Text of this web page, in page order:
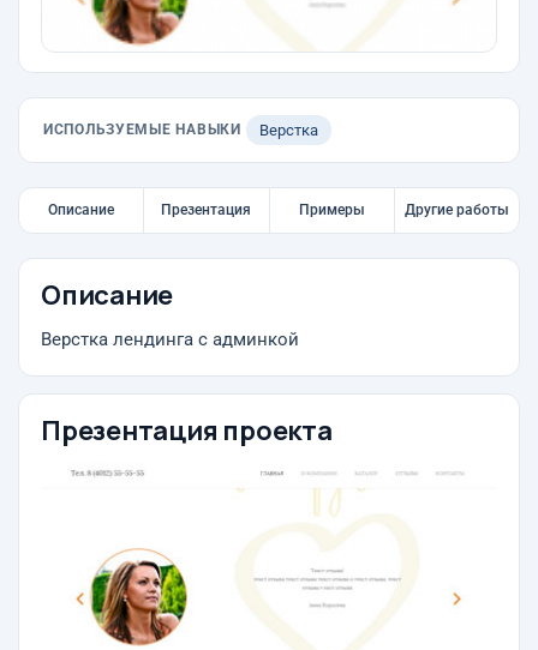
ИСПОЛЬЗУЕМЫЕ НАВЫКИ Верстка
Описание Презентация Примеры Другие работы
Описание
Верстка лендинга с админкой
Презентация проекта